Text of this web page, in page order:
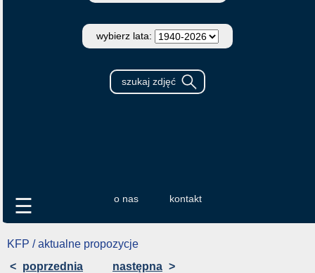
wybierz lata:
o nas kontakt
☰
KFP / aktualne propozycje
< poprzednia następna >